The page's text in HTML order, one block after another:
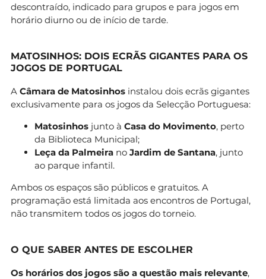
descontraído, indicado para grupos e para jogos em
horário diurno ou de início de tarde.
MATOSINHOS: DOIS ECRÃS GIGANTES PARA OS
JOGOS DE PORTUGAL
A Câmara de Matosinhos instalou dois ecrãs gigantes
exclusivamente para os jogos da Selecção Portuguesa:
Matosinhos junto à Casa do Movimento, perto
da Biblioteca Municipal;
Leça da Palmeira no Jardim de Santana, junto
ao parque infantil.
Ambos os espaços são públicos e gratuitos. A
programação está limitada aos encontros de Portugal,
não transmitem todos os jogos do torneio.
O QUE SABER ANTES DE ESCOLHER
Os horários dos jogos são a questão mais relevante,